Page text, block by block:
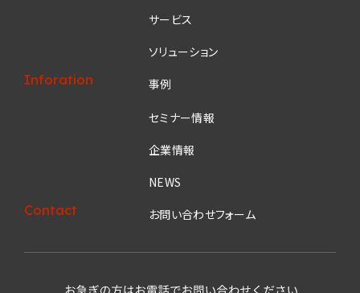
サービス
ソリューション
Inforation
事例
セミナー情報
企業情報
NEWS
Contact
お問い合わせフォーム